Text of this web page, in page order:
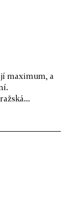
maximum, a